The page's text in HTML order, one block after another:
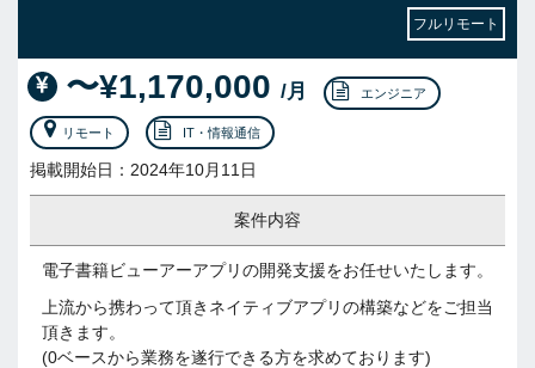
フルリモート
〜¥1,170,000 /月 エンジニア
リモート IT・情報通信
掲載開始日：2024年10月11日
案件内容
電子書籍ビューアーアプリの開発支援をお任せいたします。
上流から携わって頂きネイティブアプリの構築などをご担当
頂きます。
(0ベースから業務を遂行できる方を求めております)